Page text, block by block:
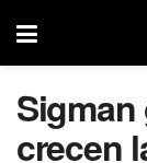
crecen